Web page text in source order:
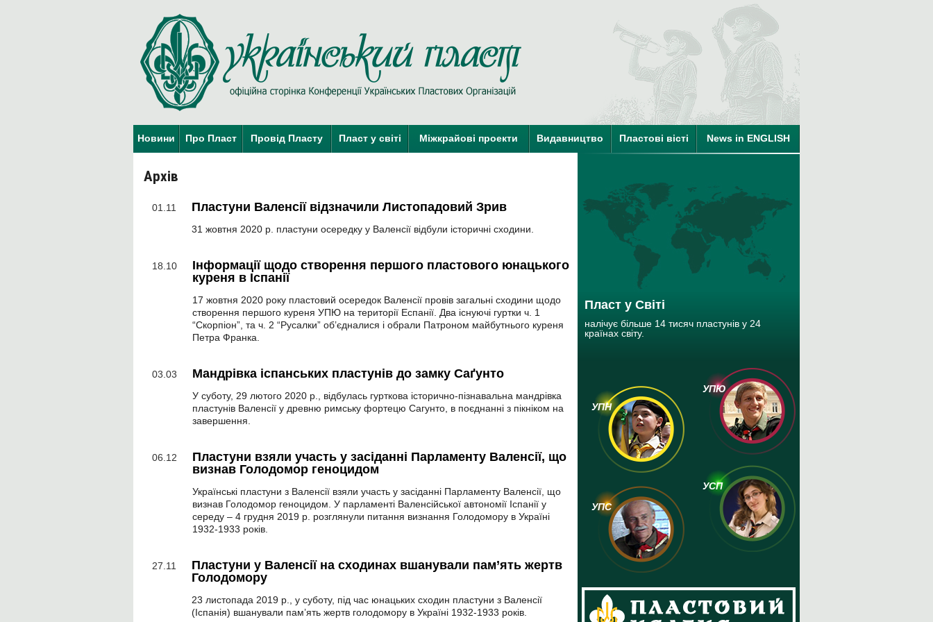
Новини Про Пласт Провід Пласту Пласт у світі Міжкрайові проекти Видавництво Пластові вісті News in ENGLISH
Архів
01.11 Пластуни Валенсії відзначили Листопадовий Зрив
31 жовтня 2020 р. пластуни осередку у Валенсії відбули історичні сходини.
18.10
Інформації щодо створення першого пластового юнацького
куреня в Іспанії
17 жовтня 2020 року пластовий осередок Валенсії провів загальні сходини щодо
створення першого куреня УПЮ на території Еспанії. Два існуючі гуртки ч. 1
“Скорпіон”, та ч. 2 “Русалки” об’єдналися і обрали Патроном майбутнього куреня
Петра Франка.
03.03 Мандрівка іспанських пластунів до замку Саґунто
У суботу, 29 лютого 2020 р., відбулась гурткова історично-пізнавальна мандрівка
пластунів Валенсії у древню римську фортецю Сагунто, в поєднанні з пікніком на
завершення.
06.12
Пластуни взяли участь у засіданні Парламенту Валенсії, що
визнав Голодомор геноцидом
Українські пластуни з Валенсії взяли участь у засіданні Парламенту Валенсії, що
визнав Голодомор геноцидом. У парламенті Валенсійської автономії Іспанії у
середу – 4 грудня 2019 р. розглянули питання визнання Голодомору в Україні
1932-1933 років.
27.11
Пластуни у Валенсії на сходинах вшанували пам’ять жертв
Голодомору
23 листопада 2019 р., у суботу, під час юнацьких сходин пластуни з Валенсії
(Іспанія) вшанували пам’ять жертв голодомору в Україні 1932-1933 років.
Пласт у Світі
налічує більше 14 тисяч пластунів у 24
країнах світу.
Пласт у Світі
краї-члени КУПО краї-кандидати на членство в КУПО
УПН
УПЮ
УСП
УПС